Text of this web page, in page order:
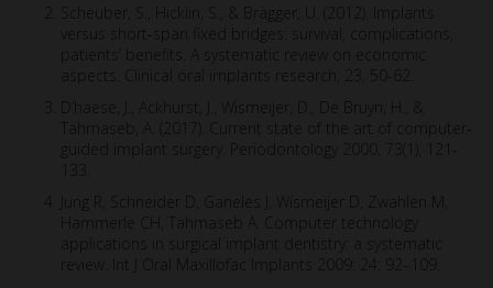
Scheuber, S., Hicklin, S., & Brägger, U. (2012). Implants
versus short‐span fixed bridges: survival, complications,
patients’ benefits. A systematic review on economic
aspects. Clinical oral implants research, 23, 50-62.
D’haese, J., Ackhurst, J., Wismeijer, D., De Bruyn, H., &
Tahmaseb, A. (2017). Current state of the art of computer‐
guided implant surgery. Periodontology 2000, 73(1), 121-
133.
Jung R, Schneider D, Ganeles J, Wismeijer D, Zwahlen M,
Hammerle CH, Tahmaseb A. Computer technology
applications in surgical implant dentistry: a systematic
review. Int J Oral Maxillofac Implants 2009: 24: 92–109.